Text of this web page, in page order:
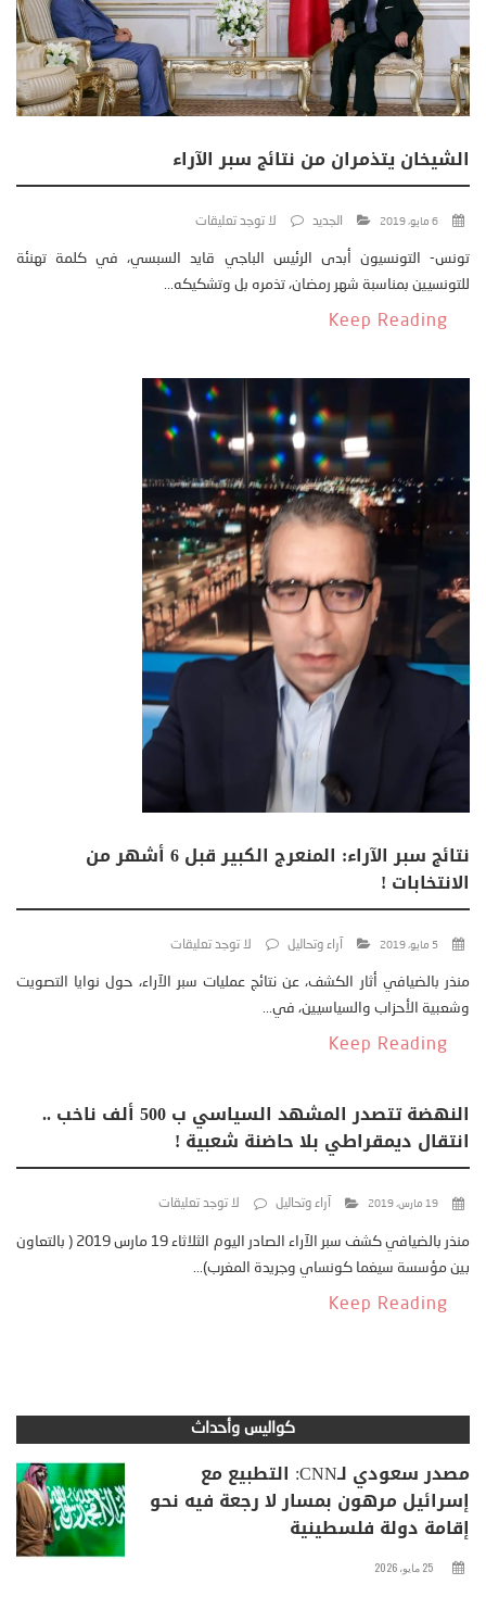
الشيخان يتذمران من نتائج سبر الآراء
6 مايو، 2019 الجديد لا توجد تعليقات
تونس- التونسيون أبدى الرئيس الباجي قايد السبسي، في كلمة تهنئة
للتونسيين بمناسبة شهر رمضان، تذمره بل وتشكيكه...
Keep Reading
نتائج سبر الآراء: المنعرج الكبير قبل 6 أشهر من
الانتخابات !
5 مايو، 2019 آراء وتحاليل لا توجد تعليقات
منذر بالضيافي أثار الكشف، عن نتائج عمليات سبر الآراء، حول نوايا التصويت
وشعبية الأحزاب والسياسيين، في...
Keep Reading
النهضة تتصدر المشهد السياسي ب 500 ألف ناخب ..
انتقال ديمقراطي بلا حاضنة شعبية !
19 مارس، 2019 آراء وتحاليل لا توجد تعليقات
منذر بالضيافي كشف سبر الآراء الصادر اليوم الثلاثاء 19 مارس 2019 ( بالتعاون
بين مؤسسة سيغما كونساي وجريدة المغرب)...
Keep Reading
كواليس وأحداث
مصدر سعودي لـCNN: التطبيع مع
إسرائيل مرهون بمسار لا رجعة فيه نحو
إقامة دولة فلسطينية
25 مايو، 2026